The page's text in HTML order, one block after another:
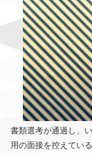
書類選考が通過し、
用の面接を控えてい